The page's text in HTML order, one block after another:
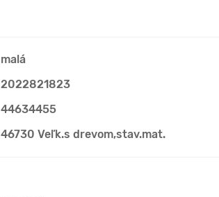
malá
2022821823
44634455
46730 Veľk.s drevom,stav.mat.